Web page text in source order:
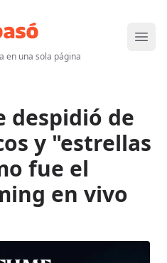
en una sola página
Abrir
despidió de
y "estrellas
fue el
en vivo